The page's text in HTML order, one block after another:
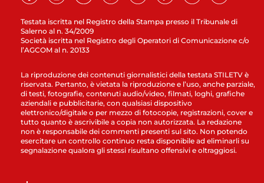
Testata iscritta nel Registro della Stampa presso il Tribunale di
Salerno al n. 34/2009
Società iscritta nel Registro degli Operatori di Comunicazione c/o
l’AGCOM al n. 20133
La riproduzione dei contenuti giornalistici della testata STILETV è
riservata. Pertanto, è vietata la riproduzione e l’uso, anche parziale,
di testi, fotografie, contenuti audio/video, filmati, loghi, grafiche
aziendali e pubblicitarie, con qualsiasi dispositivo
elettronico/digitale o per mezzo di fotocopie, registrazioni, cover e
tutto quanto è ascrivibile a copia non autorizzata. La redazione
non è responsabile dei commenti presenti sul sito. Non potendo
esercitare un controllo continuo resta disponibile ad eliminarli su
segnalazione qualora gli stessi risultano offensivi e oltraggiosi.